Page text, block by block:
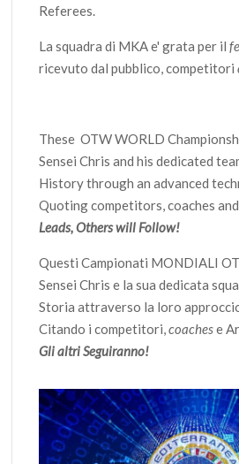
Referees.
La squadra di MKA e' grata per il
ricevuto dal pubblico, competitori
These OTW WORLD
Sensei Chris and his dedicated
History through an advanced
Quoting competitors, coaches
Leads, Others will Follow!
Questi Campionati MONDIALI
Sensei Chris e la sua dedicata
Storia attraverso la loro
Citando i competitori,coachese
Gli altri Seguiranno!